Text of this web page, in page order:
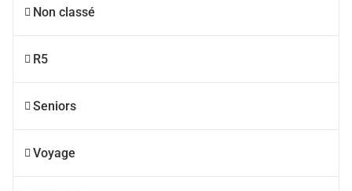
Non classé
R5
Seniors
Voyage